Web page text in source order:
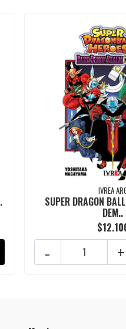
IVREA
SUPER DRAGON
DEM..
+
-